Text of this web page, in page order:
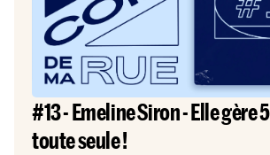
#13 - Emeline Siron - Elle gère
toute seule !